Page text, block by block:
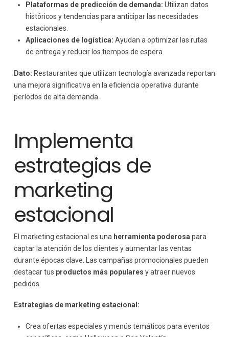
Plataformas de predicción de demanda: Utilizan datos
históricos y tendencias para anticipar las necesidades
estacionales.
Aplicaciones de logística: Ayudan a optimizar las rutas
de entrega y reducir los tiempos de espera.
Dato: Restaurantes que utilizan tecnología avanzada reportan
una mejora significativa en la eficiencia operativa durante
períodos de alta demanda.
Implementa
estrategias de
marketing
estacional
El marketing estacional es una herramienta poderosa para
captar la atención de los clientes y aumentar las ventas
durante épocas clave. Las campañas promocionales pueden
destacar tus productos más populares y atraer nuevos
pedidos.
Estrategias de marketing estacional:
Crea ofertas especiales y menús temáticos para eventos